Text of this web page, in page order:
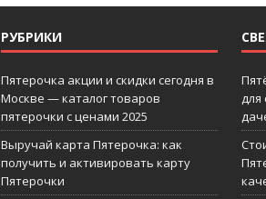
РУБРИКИ
Пятерочка акции и скидки сегодня в
Москве — каталог товаров
пятерочки с ценами 2025
Выручай карта Пятерочка: как
получить и активировать карту
Пятерочки
для